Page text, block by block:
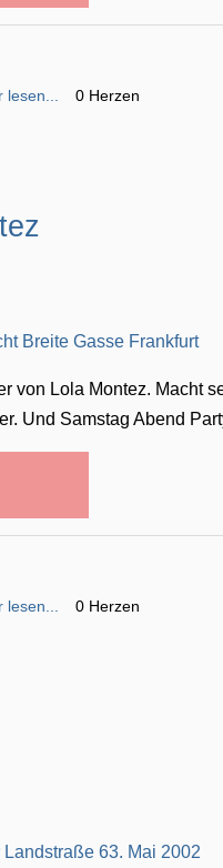
lesen... 0 Herzen
von Lola Montez. Macht
Und Samstag Abend
lesen... 0 Herzen